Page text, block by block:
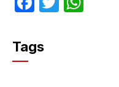
c
e
Tags